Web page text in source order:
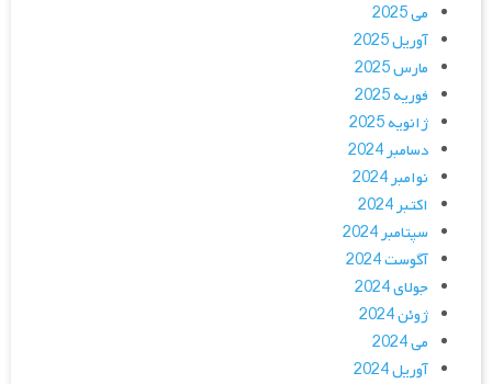
می 2025
آوریل 2025
مارس 2025
فوریه 2025
ژانویه 2025
دسامبر 2024
نوامبر 2024
اکتبر 2024
سپتامبر 2024
آگوست 2024
جولای 2024
ژوئن 2024
می 2024
آوریل 2024